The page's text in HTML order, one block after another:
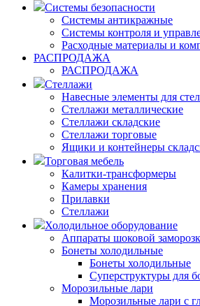
Системы безопасности
Системы антикражные
Системы контроля и
Расходные материалы и
РАСПРОДАЖА
РАСПРОДАЖА
Стеллажи
Навесные элементы для
Стеллажи металлические
Стеллажи складские
Стеллажи торговые
Ящики и контейнеры
Торговая мебель
Калитки-трансформеры
Камеры хранения
Прилавки
Стеллажи
Холодильное оборудование
Аппараты шоковой
Бонеты холодильные
Бонеты холодильные
Суперструктуры для
Морозильные лари
Морозильные лари с